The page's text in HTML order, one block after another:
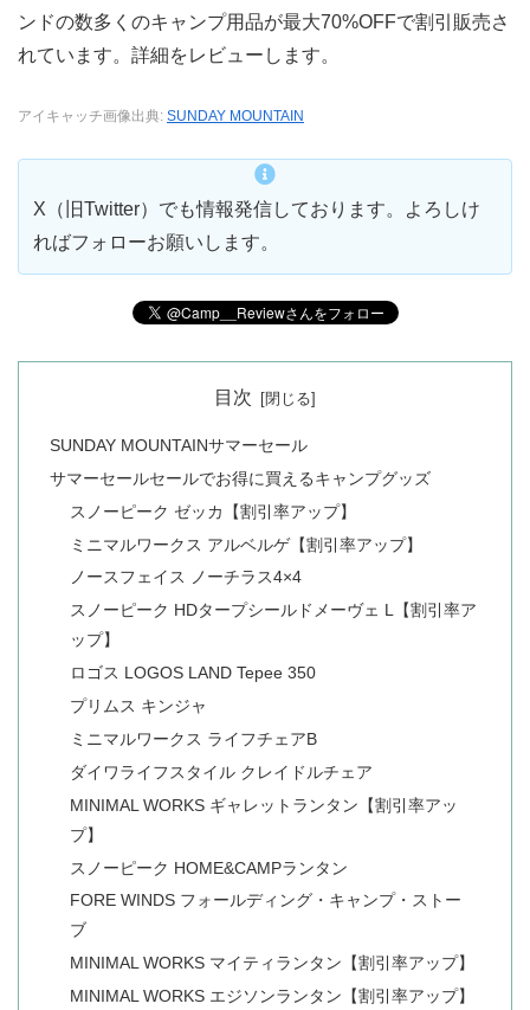
ンドの数多くのキャンプ用品が最大70%OFFで割引販売さ
れています。詳細をレビューします。
アイキャッチ画像出典: SUNDAY MOUNTAIN
X（旧Twitter）でも情報発信しております。よろしけ
ればフォローお願いします。
目次
SUNDAY MOUNTAINサマーセール
サマーセールセールでお得に買えるキャンプグッズ
スノーピーク ゼッカ【割引率アップ】
ミニマルワークス アルベルゲ【割引率アップ】
ノースフェイス ノーチラス4×4
スノーピーク HDタープシールドメーヴェ L【割引率ア
ップ】
ロゴス LOGOS LAND Tepee 350
プリムス キンジャ
ミニマルワークス ライフチェアB
ダイワライフスタイル クレイドルチェア
MINIMAL WORKS ギャレットランタン【割引率アッ
プ】
スノーピーク HOME&CAMPランタン
FORE WINDS フォールディング・キャンプ・ストー
ブ
MINIMAL WORKS マイティランタン【割引率アップ】
MINIMAL WORKS エジソンランタン【割引率アップ】